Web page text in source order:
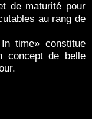
de maturité pour
au rang de
time» constitue
concept de belle